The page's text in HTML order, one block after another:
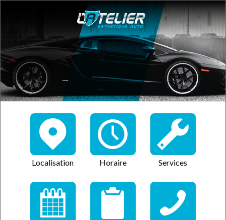
Localisation Horaire Services